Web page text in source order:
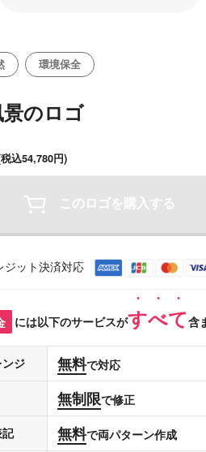
環境保全
のロゴ
込54,780円)
このロゴを購入する
ジット決済対応
には以下のサービスがすべて含
ジ 無料で対応
無制限で修正
無料で両パターン作成